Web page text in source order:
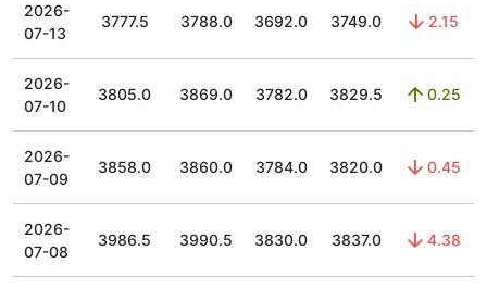
2026-
07-13
3777.5 3788.0 3692.0 3749.0 2.15
2026-
07-10
3805.0 3869.0 3782.0 3829.5 0.25
2026-
07-09
3858.0 3860.0 3784.0 3820.0 0.45
2026-
07-08
3986.5 3990.5 3830.0 3837.0 4.38